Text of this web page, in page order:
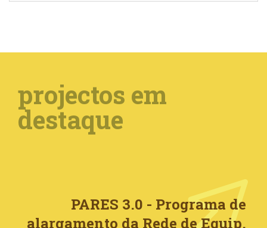
projectos em
destaque
PARES 3.0 - Programa de
alargamento da Rede de Equip.